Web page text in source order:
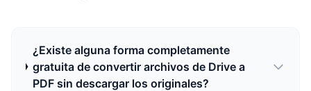
¿Existe alguna forma completamente
gratuita de convertir archivos de Drive a
PDF sin descargar los originales?